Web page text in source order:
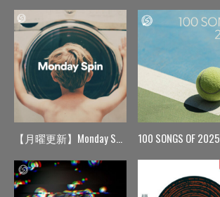
【月曜更新】Monday Spin 100 SONGS OF 2025